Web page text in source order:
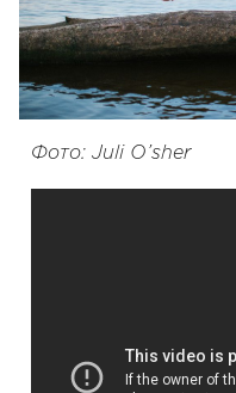
Фото: Juli O’sher